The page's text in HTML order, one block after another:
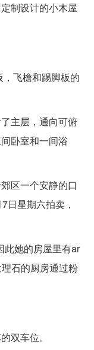
制设计的小木屋
飞檐和踢脚板的
主层，通向可俯
卧室和一间浴
区一个安静的口
日星期六拍卖，
此她的房屋里有ar
石的厨房通过粉
双车位。